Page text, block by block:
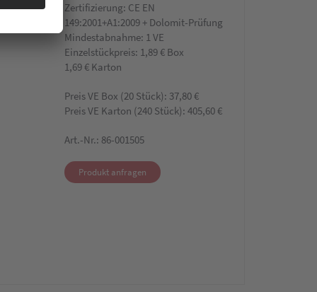
Zertifizierung: CE EN
149:2001+A1:2009 + Dolomit-Prüfung
Mindestabnahme: 1 VE
Einzelstückpreis: 1,89 € Box
1,69 € Karton
Preis VE Box (20 Stück): 37,80 €
Preis VE Karton (240 Stück): 405,60 €
Art.-Nr.: 86-001505
Produkt anfragen